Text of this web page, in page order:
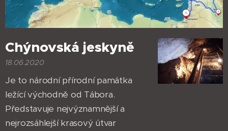
Chýnovská jeskyně
18.06.2020
Je to národní přírodní památka
ležící východně od Tábora.
Představuje nejvýznamnější a
nejrozsáhlejší krasový útvar